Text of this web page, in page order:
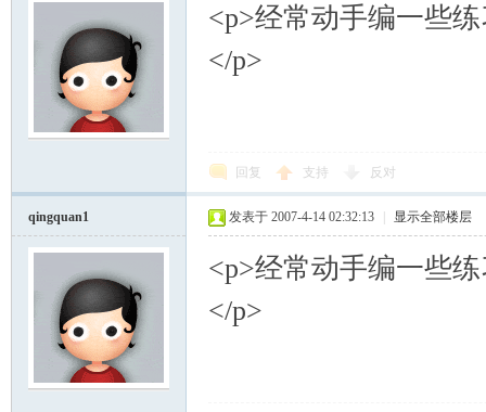
<p>经常动手编一些
</p>
回复 支持 反对
qingquan1 发表于 2007-4-14 02:32:13 显示全部楼层
<p>经常动手编一些
</p>